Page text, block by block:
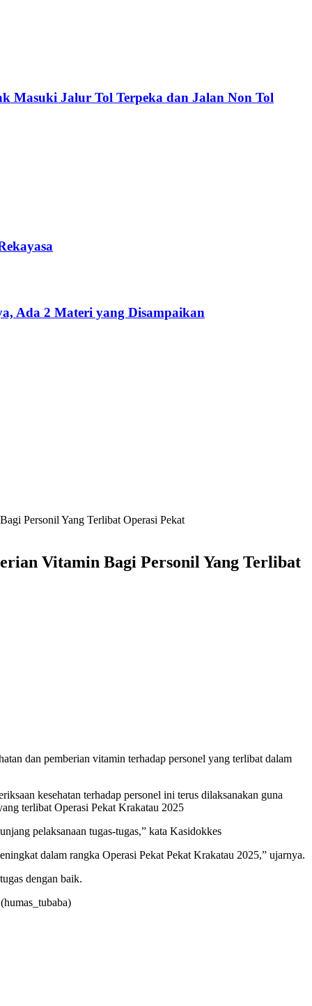
Masuki Jalur Tol Terpeka dan Jalan Non Tol
Ada 2 Materi yang Disampaikan
Personil Yang Terlibat Operasi Pekat
Vitamin Bagi Personil Yang Terlibat
dan pemberian vitamin terhadap personel yang terlibat dalam
kesehatan terhadap personel ini terus dilaksanakan guna
terlibat Operasi Pekat Krakatau 2025
pelaksanaan tugas-tugas,” kata Kasidokkes
dalam rangka Operasi Pekat Pekat Krakatau 2025,” ujarnya.
dengan baik.